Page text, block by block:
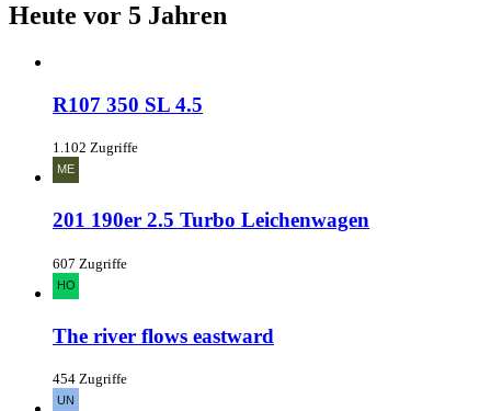
Heute vor 5 Jahren
R107 350 SL 4.5
1.102 Zugriffe
201 190er 2.5 Turbo Leichenwagen
607 Zugriffe
The river flows eastward
454 Zugriffe